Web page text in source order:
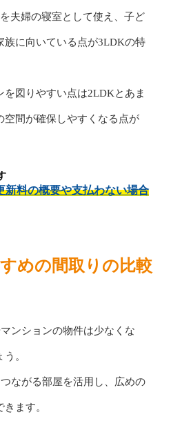
夫婦の寝室として使え、子ど
族に向いている点が3LDKの特
図りやすい点は2LDKとあま
空間が確保しやすくなる点が
新料の概要や支払わない場合
めの間取りの比較
ンションの物件は少なくな
。
ながる部屋を活用し、広めの
ます。